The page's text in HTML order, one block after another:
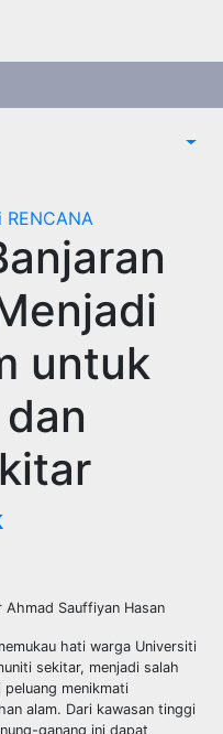
RENCANA
untuk
Ahmad Sauffiyan Hasan
hati warga Universiti
sekitar, menjadi salah
menikmati
alam. Dari kawasan tinggi
ganang ini dapat